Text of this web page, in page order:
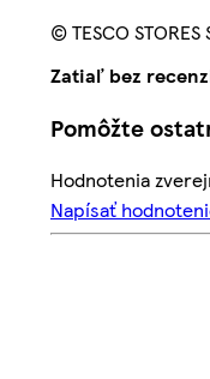
© TESCO
Zatiaľ bez
Pomôžte
Hodnotenia
Napísať